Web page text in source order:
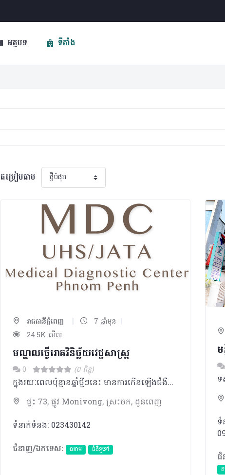
អត្ថបទ ទីតាំង
តម្រៀបតាម
រាជធានីភ្នំពេញ | 7 ឆ្នាំមុន |
24.5K មើល
មណ្ឌលធ្វើរោគវិនិច្ឆ័យវេជ្ជសាស្រ្ត​​
0 (0 ពិន្ទុ)
ក្នុងរយៈពេលប៉ុន្មានឆ្នាំថ្មីៗនេះ មានការកើនឡើងជំងឺដែលបណ្តាលមកពីរបៀបរស់នៅ​ ដោយសារមានការផ្លាស់ប្តូររបៀបរស់នៅក្នុងប្រទេសកម្ពុជា ខណៈដែលជំងឺឆ្លងផ្សេងៗ ដូចជាជំងឺអេដស៏ ជំងឺគ្រុនចាញ់ ជំងឺរបេង​ នៅតែជាបញ្ហាសុខភាពដ៏ចំបងនៅឡើយ។ ដូចនេះ សាកលវិទ្យាល័យវិទ្យាសាស្រ្តសុខាភិបាល និងសមាគមកំចាត់រោគរបេងជប៉ុន បានរួមគ្នា បង្កើតមណ្ឌលធ្វើរោគវិនិច្ឆ័យមួយ​​ឡើង ក្នុងគោលបំណងចូលរួមចំណែកលើកកំពស់សុខភាពរបស់ប្រជាជនក្នុងប្រទេសកម្ពុជា។ សមាគមកំចាត់រោគរបេងជប៉ុន​និងសាកលវិទ្យាល័យវិទ្យាសាស្រ្តសុខាភិបាល បានបង្កើតឡើងនូវមណ្ឌលធ្វើរោគវិនិច្ឆ័យវេជ្ជសាស្រ្ត នេះឡើងដែលមានទីតាំងស្ថិតនៅក្នុងបរិវេណសាកលវិទ្យាល័យនេះតែម្តង។​ គោល បំណងនៃការបង្កើតមណ្ឌលធ្វើរោគវិនិច្ឆ័យវេជ្ជសាស្រ្តនេះ គឺផ្តល់នូវសេវាពិនិត្យសុខភាព​ទូទៅ សេវាមន្ទីរពិសោធន៏ និងរូបភាពវេជ្ជសាស្រ្ត ដែលមានគុណភាពបែបជប៉ុន ដល់ប្រជាជន ក្នុងប្រទេសកម្ពុជា ដើម្បីអោយពួកគាត់ទទួលបានសេវាពិនិត្យសុខភាពមួយដោយមិនមានការបារម្មណ៏។​ យើងសង្ឃឹមថា ពួកគាត់នឹងចាប់អារម្មណ៏ពីសុខភាព​និងមកពិនិត្យសុខភាព ហើយពួកយើងមានចិត្តរីករាយនឹង ផ្តល់ជូនការពិនិត្យសុខភាព​ដើម្បីធ្វើអោយជីវិតបានប្រសើររីករាយ។ សមាគមកំចាត់រោគរបេងជប៉ុន ការិយល័យអង្គការចាតា Director Okada Kosuke (Doctor)
ផ្ទះ 73, ផ្លូវ Monivong, ស្រះចក, ដូនពេញ
ទំនាក់ទំនង: 023430142
ជំនាញ/ឯកទេស:
ឈាម ជំងឺទូទៅ
ទំ
ជំ